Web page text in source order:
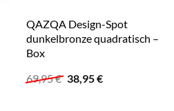
QAZQA Design-Spot
dunkelbronze quadratisch –
Box
69,95€ Ursprünglicher
38,95€Aktueller